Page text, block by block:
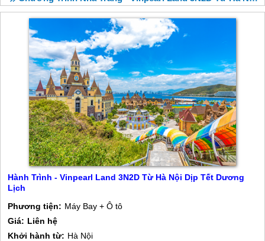
Hành Trình - Vinpearl Land 3N2D Từ Hà Nội Dịp Tết Dương
Lịch
Phương tiện: Máy Bay + Ô tô
Giá: Liên hệ
Khởi hành từ: Hà Nội